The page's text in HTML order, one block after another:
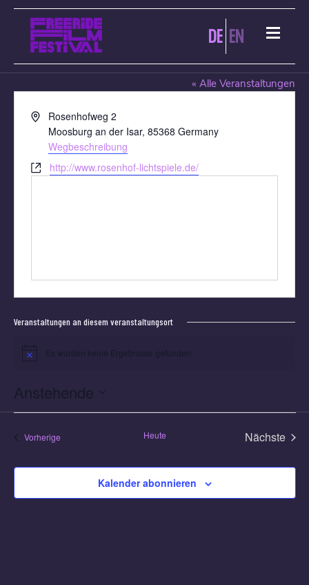
DE EN
ROSENHOF LICHTSPIELE
« Alle Veranstaltungen
AdresseRosenhofweg 2
Moosburg an der Isar, 85368 Germany
Wegbeschreibung
Webseitehttp://www.rosenhof-lichtspiele.de/
Veranstaltungen an diesem veranstaltungsort
HinweisEs wurden keine Ergebnisse gefunden.
Anstehende
Datum
VorherigeVeranstaltungen Heute
Nächste
Kalender abonnieren